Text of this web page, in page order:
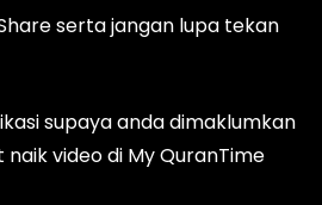
serta jangan lupa tekan
supaya anda dimaklumkan
video di My QuranTime